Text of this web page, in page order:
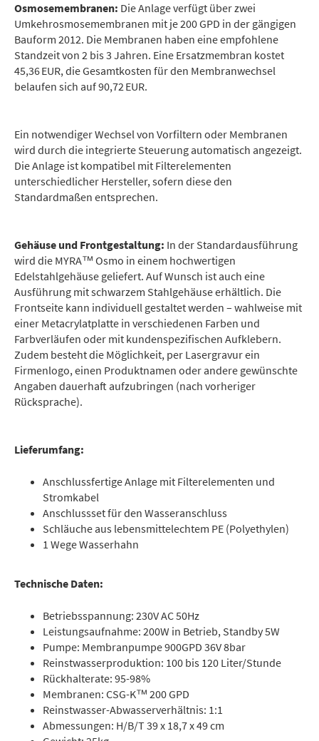
Osmosemembranen: Die Anlage verfügt über zwei
Umkehrosmosemembranen mit je 200 GPD in der gängigen
Bauform 2012. Die Membranen haben eine empfohlene
Standzeit von 2 bis 3 Jahren. Eine Ersatzmembran kostet
45,36 EUR, die Gesamtkosten für den Membranwechsel
belaufen sich auf 90,72 EUR.
Ein notwendiger Wechsel von Vorfiltern oder Membranen
wird durch die integrierte Steuerung automatisch angezeigt.
Die Anlage ist kompatibel mit Filterelementen
unterschiedlicher Hersteller, sofern diese den
Standardmaßen entsprechen.
Gehäuse und Frontgestaltung: In der Standardausführung
wird die MYRA™ Osmo in einem hochwertigen
Edelstahlgehäuse geliefert. Auf Wunsch ist auch eine
Ausführung mit schwarzem Stahlgehäuse erhältlich. Die
Frontseite kann individuell gestaltet werden – wahlweise mit
einer Metacrylatplatte in verschiedenen Farben und
Farbverläufen oder mit kundenspezifischen Aufklebern.
Zudem besteht die Möglichkeit, per Lasergravur ein
Firmenlogo, einen Produktnamen oder andere gewünschte
Angaben dauerhaft aufzubringen (nach vorheriger
Rücksprache).
Lieferumfang:
Anschlussfertige Anlage mit Filterelementen und
Stromkabel
Anschlussset für den Wasseranschluss
Schläuche aus lebensmittelechtem PE (Polyethylen)
1 Wege Wasserhahn
Technische Daten:
Betriebsspannung: 230V AC 50Hz
Leistungsaufnahme: 200W in Betrieb, Standby 5W
Pumpe: Membranpumpe 900GPD 36V 8bar
Reinstwasserproduktion: 100 bis 120 Liter/Stunde
Rückhalterate: 95-98%
Membranen: CSG-K™ 200 GPD
Reinstwasser-Abwasserverhältnis: 1:1
Abmessungen: H/B/T 39 x 18,7 x 49 cm